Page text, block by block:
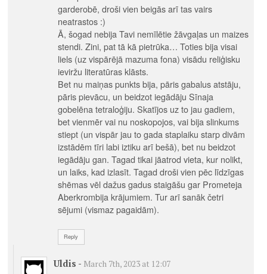
garderobē, droši vien beigās arī tas vairs
neatrastos :)
Ā, šogad nebija Tavi nemīlētie žāvgaļas un maizes
stendi. Zini, pat tā kā pietrūka… Toties bija visai
liels (uz vispārējā mazuma fona) visādu reliģisku
ieviržu literatūras klāsts.
Bet nu maiņas punkts bija, pāris gabalus atstāju,
pāris pievācu, un beidzot iegādāju Sīnaja
gobelēna tetraloģiju. Skatījos uz to jau gadiem,
bet vienmēr vai nu noskopojos, vai bija slinkums
stiept (un vispār jau to gada staplaiku starp divām
izstādēm tīri labi iztiku arī bešā), bet nu beidzot
iegādāju gan. Tagad tikai jāatrod vieta, kur nolikt,
un laiks, kad izlasīt. Tagad droši vien pēc līdzīgas
shēmas vēl dažus gadus staigāšu gar Prometeja
Aberkrombija krājumiem. Tur arī sanāk četri
sējumi (vismaz pagaidām).
Reply
Uldis - March 7th, 2023 at 12:07